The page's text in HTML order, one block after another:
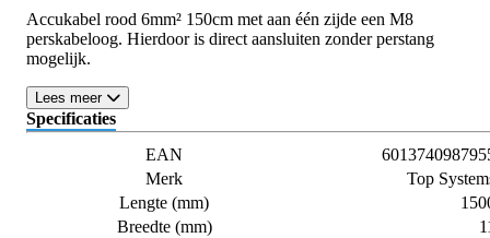
Accukabel rood 6mm² 150cm met aan één zijde een M8
perskabeloog. Hierdoor is direct aansluiten zonder perstang
mogelijk.
Lees meer
Specificaties
EAN
Merk
Top
Lengte (mm)
Breedte (mm)